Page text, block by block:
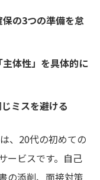
の3つの準備を怠
体性」を具体的に
ミスを避ける
は、20代の初めての
ービスです。自己
の添削、面接対策